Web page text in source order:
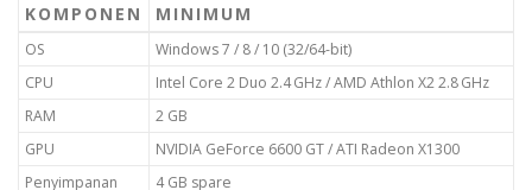
KOMPONEN MINIMUM
OS
Windows 7 / 8 / 10 (32/64-bit)
CPU
Intel Core 2 Duo 2.4 GHz / AMD Athlon X2 2.8 GHz
RAM
2 GB
GPU
NVIDIA GeForce 6600 GT / ATI Radeon X1300
Penyimpanan
4 GB spare